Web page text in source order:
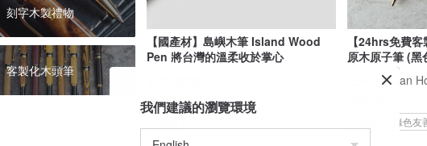
刻字木製禮物
客製化木頭筆
【國產材】島嶼木筆 Island Wood
Pen 將台灣的溫柔收於掌心
US$ 44.55
【24hrs免費
原木
三禾制所San
綠色友
我們建議的瀏覽環境